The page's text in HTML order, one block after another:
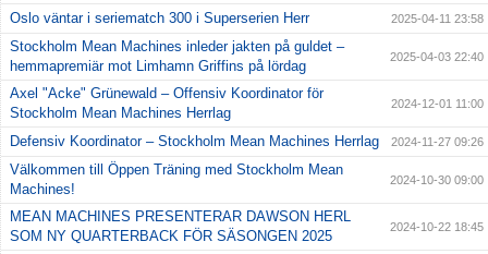
Oslo väntar i seriematch 300 i Superserien Herr 2025-04-11 23:58
Stockholm Mean Machines inleder jakten på guldet –
hemmapremiär mot Limhamn Griffins på lördag
2025-04-03 22:40
Axel "Acke" Grünewald – Offensiv Koordinator för
Stockholm Mean Machines Herrlag
2024-12-01 11:00
Defensiv Koordinator – Stockholm Mean Machines Herrlag 2024-11-27 09:26
Välkommen till Öppen Träning med Stockholm Mean
Machines!
2024-10-30 09:00
MEAN MACHINES PRESENTERAR DAWSON HERL
SOM NY QUARTERBACK FÖR SÄSONGEN 2025
2024-10-22 18:45